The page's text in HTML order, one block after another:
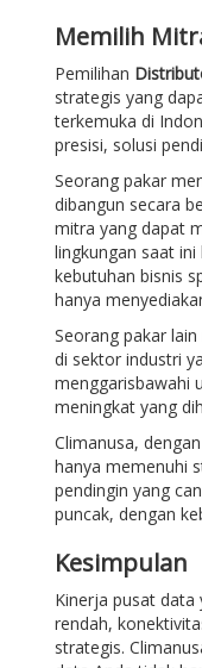
Memilih
Pemilihan
strategis yang
terkemuka di
presisi, solusi
Seorang pakar
dibangun secara
mitra yang dapat
lingkungan saat
kebutuhan bisnis
hanya
Seorang pakar
di sektor industri
menggarisbawahi
meningkat yang
Climanusa,
hanya memenuhi
pendingin yang
puncak, dengan
Kesimpulan
Kinerja pusat data
rendah,
strategis.